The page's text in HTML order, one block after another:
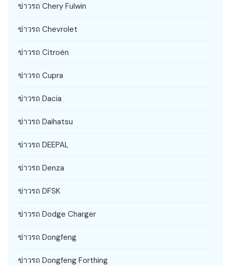
ข่าวรถ Chery Fulwin
ข่าวรถ Chevrolet
ข่าวรถ Citroën
ข่าวรถ Cupra
ข่าวรถ Dacia
ข่าวรถ Daihatsu
ข่าวรถ DEEPAL
ข่าวรถ Denza
ข่าวรถ DFSK
ข่าวรถ Dodge Charger
ข่าวรถ Dongfeng
ข่าวรถ Dongfeng Forthing